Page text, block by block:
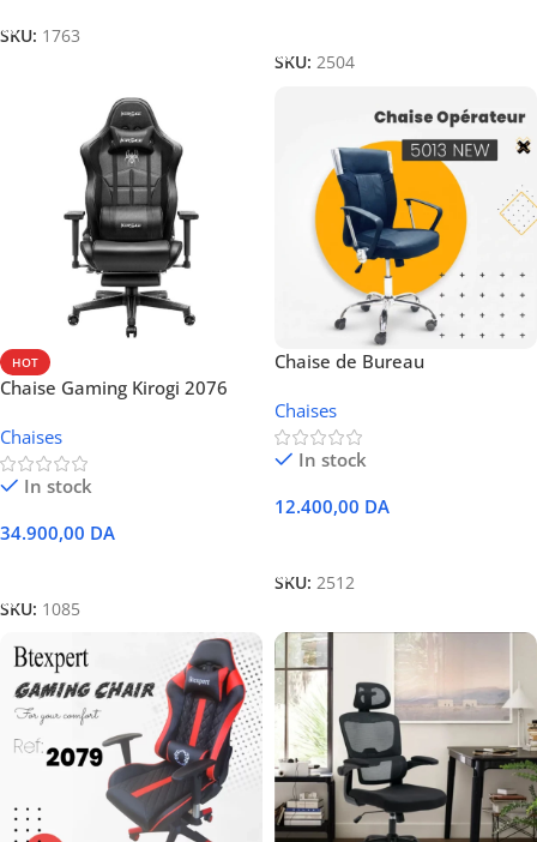
SKU: 1763
SKU: 2504
HOT
Chaise Gaming Kirogi 2076
Chaises
In stock
34.900,00 DA
SKU: 1085
Chaise de Bureau
Opérateur HZ-5013 NEW
Chaises
In stock
12.400,00 DA
SKU: 2512